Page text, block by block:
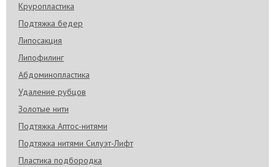
Круропластика
Подтяжка бедер
Липосакция
Липофилинг
Абдоминопластика
Удаление рубцов
Золотые нити
Подтяжка Аптос-нитями
Подтяжка нитями Силуэт-Лифт
Пластика подбородка